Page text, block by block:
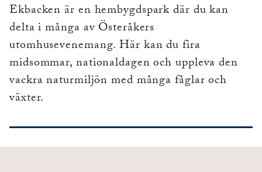
Ekbacken är en hembygdspark där du kan
delta i många av Österåkers
utomhusevenemang. Här kan du fira
midsommar, nationaldagen och uppleva den
vackra naturmiljön med många fåglar och
växter.